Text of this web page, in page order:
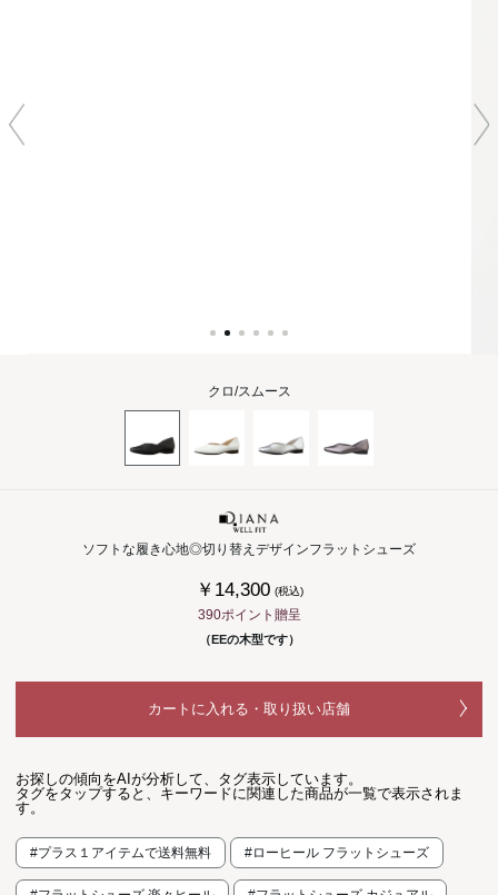
クロ/スムース
ソフトな履き心地◎切り替えデザインフラットシューズ
￥14,300 (税込)
390ポイント贈呈
（EEの木型です）
カートに入れる・取り扱い店舗
お探しの傾向をAIが分析して、タグ表示しています。
タグをタップすると、キーワードに関連した商品が一覧で表示されま
す。
#プラス１アイテムで送料無料 #ローヒール フラットシューズ